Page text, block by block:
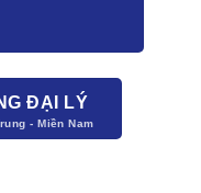
ĐẠI LÝ